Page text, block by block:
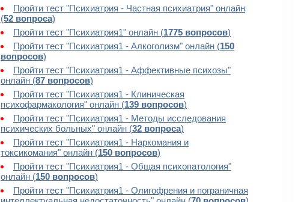
Пройти тест "Психиатрия - Частная психиатрия" онлайн
(52 вопроса)
Пройти тест "Психиатрия1" онлайн (1775 вопросов)
Пройти тест "Психиатрия1 - Алкоголизм" онлайн (150
вопросов)
Пройти тест "Психиатрия1 - Аффективные психозы"
онлайн (87 вопросов)
Пройти тест "Психиатрия1 - Клиническая
психофармакология" онлайн (139 вопросов)
Пройти тест "Психиатрия1 - Методы исследования
психических больных" онлайн (32 вопроса)
Пройти тест "Психиатрия1 - Наркомания и
токсикомания" онлайн (150 вопросов)
Пройти тест "Психиатрия1 - Общая психопатология"
онлайн (150 вопросов)
Пройти тест "Психиатрия1 - Олигофрения и пограничная